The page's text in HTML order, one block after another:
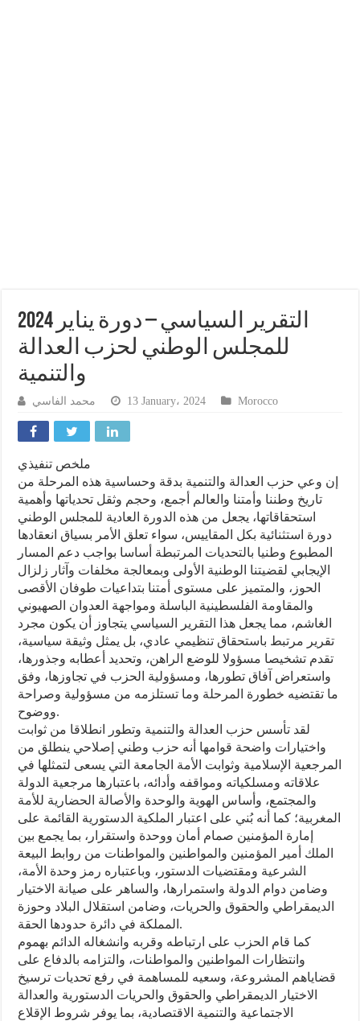
التقرير السياسي – دورة يناير 2024
للمجلس الوطني لحزب العدالة
والتنمية
محمد الفاسي 13 January، 2024 Morocco
ملخص تنفيذي
إن وعي حزب العدالة والتنمية بدقة وحساسية هذه المرحلة من
تاريخ وطننا وأمتنا والعالم أجمع، وحجم وثقل تحدياتها وأهمية
استحقاقاتها، يجعل من هذه الدورة العادية للمجلس الوطني
دورة استثنائية بكل المقاييس، سواء تعلق الأمر بسياق انعقادها
المطبوع وطنيا بالتحديات المرتبطة أساسا بواجب دعم المسار
الإيجابي لقضيتنا الوطنية الأولى وبمعالجة مخلفات وآثار زلزال
الحوز، والمتميز على مستوى أمتنا بتداعيات طوفان الأقصى
والمقاومة الفلسطينية الباسلة ومواجهة العدوان الصهيوني
الغاشم، مما يجعل هذا التقرير السياسي يتجاوز أن يكون مجرد
تقرير مرتبط باستحقاق تنظيمي عادي، بل يمثل وثيقة سياسية،
تقدم تشخيصا مسؤولا للوضع الراهن، وتحديد أعطابه وجذورها،
واستعراض آفاق تطورها، ومسؤولية الحزب في تجاوزها، وفق
ما تقتضيه خطورة المرحلة وما تستلزمه من مسؤولية وصراحة
ووضوح.
لقد تأسس حزب العدالة والتنمية وتطور انطلاقا من ثوابت
واختيارات واضحة قوامها أنه حزب وطني إصلاحي ينطلق من
المرجعية الإسلامية وثوابت الأمة الجامعة التي يسعى لتمثلها في
علاقاته ومسلكياته ومواقفه وأدائه، باعتبارها مرجعية الدولة
والمجتمع، وأساس الهوية والوحدة والأصالة الحضارية للأمة
المغربية؛ كما أنه بُني على اعتبار الملكية الدستورية القائمة على
إمارة المؤمنين صمام أمان ووحدة واستقرار، بما يجمع بين
الملك أمير المؤمنين والمواطنين والمواطنات من روابط البيعة
الشرعية ومقتضيات الدستور، وباعتباره رمز وحدة الأمة،
وضامن دوام الدولة واستمرارها، والساهر على صيانة الاختيار
الديمقراطي والحقوق والحريات، وضامن استقلال البلاد وحوزة
المملكة في دائرة حدودها الحقة.
كما قام الحزب على ارتباطه وقربه وانشغاله الدائم بهموم
وانتظارات المواطنين والمواطنات، والتزامه بالدفاع على
قضاياهم المشروعة، وسعيه للمساهمة في رفع تحديات ترسيخ
الاختيار الديمقراطي والحقوق والحريات الدستورية والعدالة
الاجتماعية والتنمية الاقتصادية، بما يوفر شروط الإقلاع